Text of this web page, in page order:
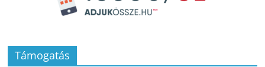
Támogatás